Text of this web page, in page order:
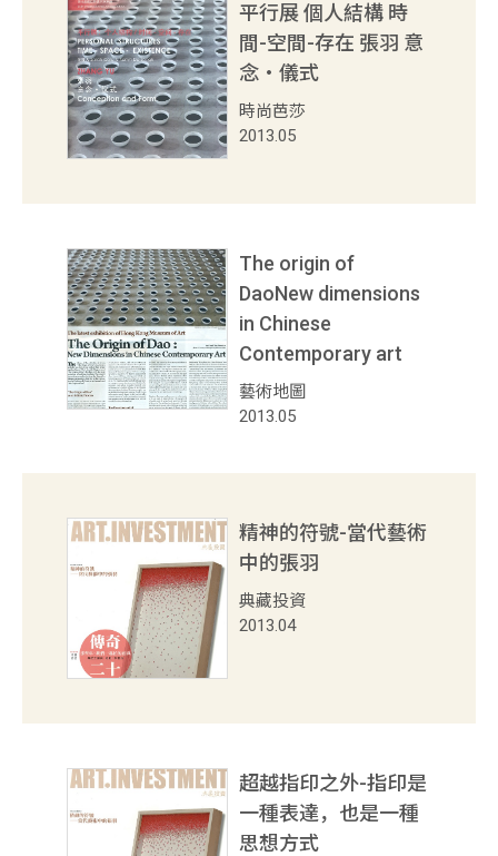
平行展 個人結構 時
間-空間-存在 張羽 意
念‧儀式
時尚芭莎
2013.05
The origin of
DaoNew dimensions
in Chinese
Contemporary art
藝術地圖
2013.05
精神的符號-當代藝術
中的張羽
典藏投資
2013.04
超越指印之外-指印是
一種表達，也是一種
思想方式